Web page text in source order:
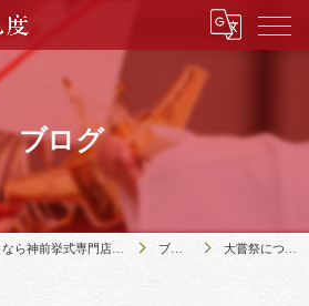
ブログ
神社・寺院で結婚式のことなら神前挙式専門店三々九度 ブログ 大嘗祭について